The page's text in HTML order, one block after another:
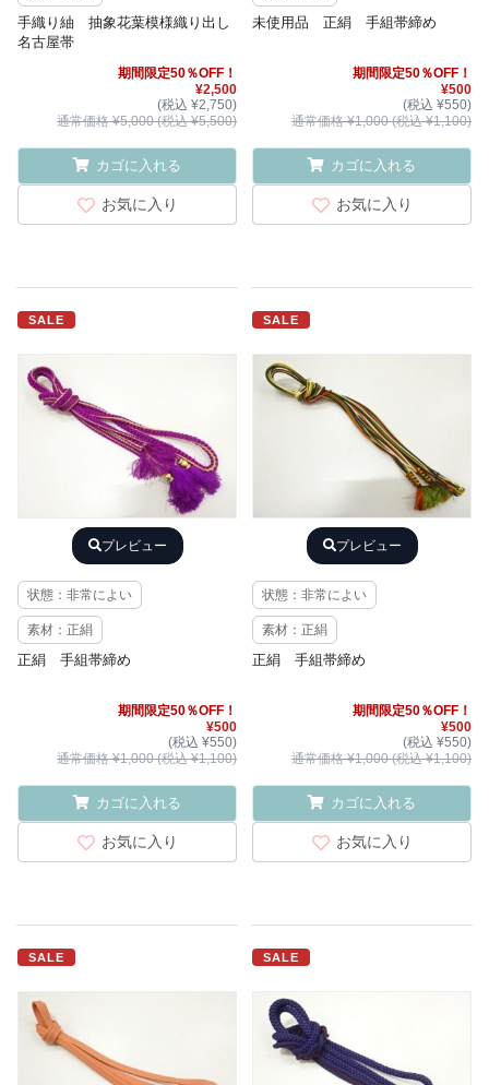
手織り紬 抽象花葉模様織り出し
名古屋帯
期間限定50％OFF！
¥2,500
(税込 ¥2,750)
通常価格 ¥5,000 (税込 ¥5,500)
カゴに入れる
お気に入り
未使用品 正絹 手組帯締め
期間限定50％OFF！
¥500
(税込 ¥550)
通常価格 ¥1,000 (税込 ¥1,100)
カゴに入れる
お気に入り
SALE
プレビュー
状態：非常によい
素材：正絹
正絹 手組帯締め
期間限定50％OFF！
¥500
(税込 ¥550)
通常価格 ¥1,000 (税込 ¥1,100)
カゴに入れる
お気に入り
SALE
プレビュー
状態：非常によい
素材：正絹
正絹 手組帯締め
期間限定50％OFF！
¥500
(税込 ¥550)
通常価格 ¥1,000 (税込 ¥1,100)
カゴに入れる
お気に入り
SALE SALE